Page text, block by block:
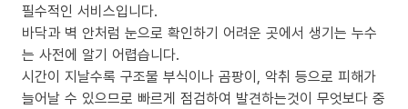
필수적인 서비스입니다.
바닥과 벽 안처럼 눈으로 확인하기 어려운 곳에서 생기는 누수
는 사전에 알기 어렵습니다.
시간이 지날수록 구조물 부식이나 곰팡이, 악취 등으로 피해가
늘어날 수 있으므로 빠르게 점검하여 발견하는것이 무엇보다 중